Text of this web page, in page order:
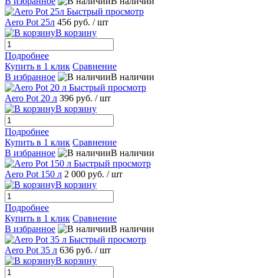
Быстрый просмотр
Aero Pot 25л 456 руб. / шт
В корзину
Подробнее
Купить в 1 клик Сравнение
В избранное
В наличии
Быстрый просмотр
Aero Pot 20 л 396 руб. / шт
В корзину
Подробнее
Купить в 1 клик Сравнение
В избранное
В наличии
Быстрый просмотр
Aero Pot 150 л 2 000 руб. / шт
В корзину
Подробнее
Купить в 1 клик Сравнение
В избранное
В наличии
Быстрый просмотр
Aero Pot 35 л 636 руб. / шт
В корзину